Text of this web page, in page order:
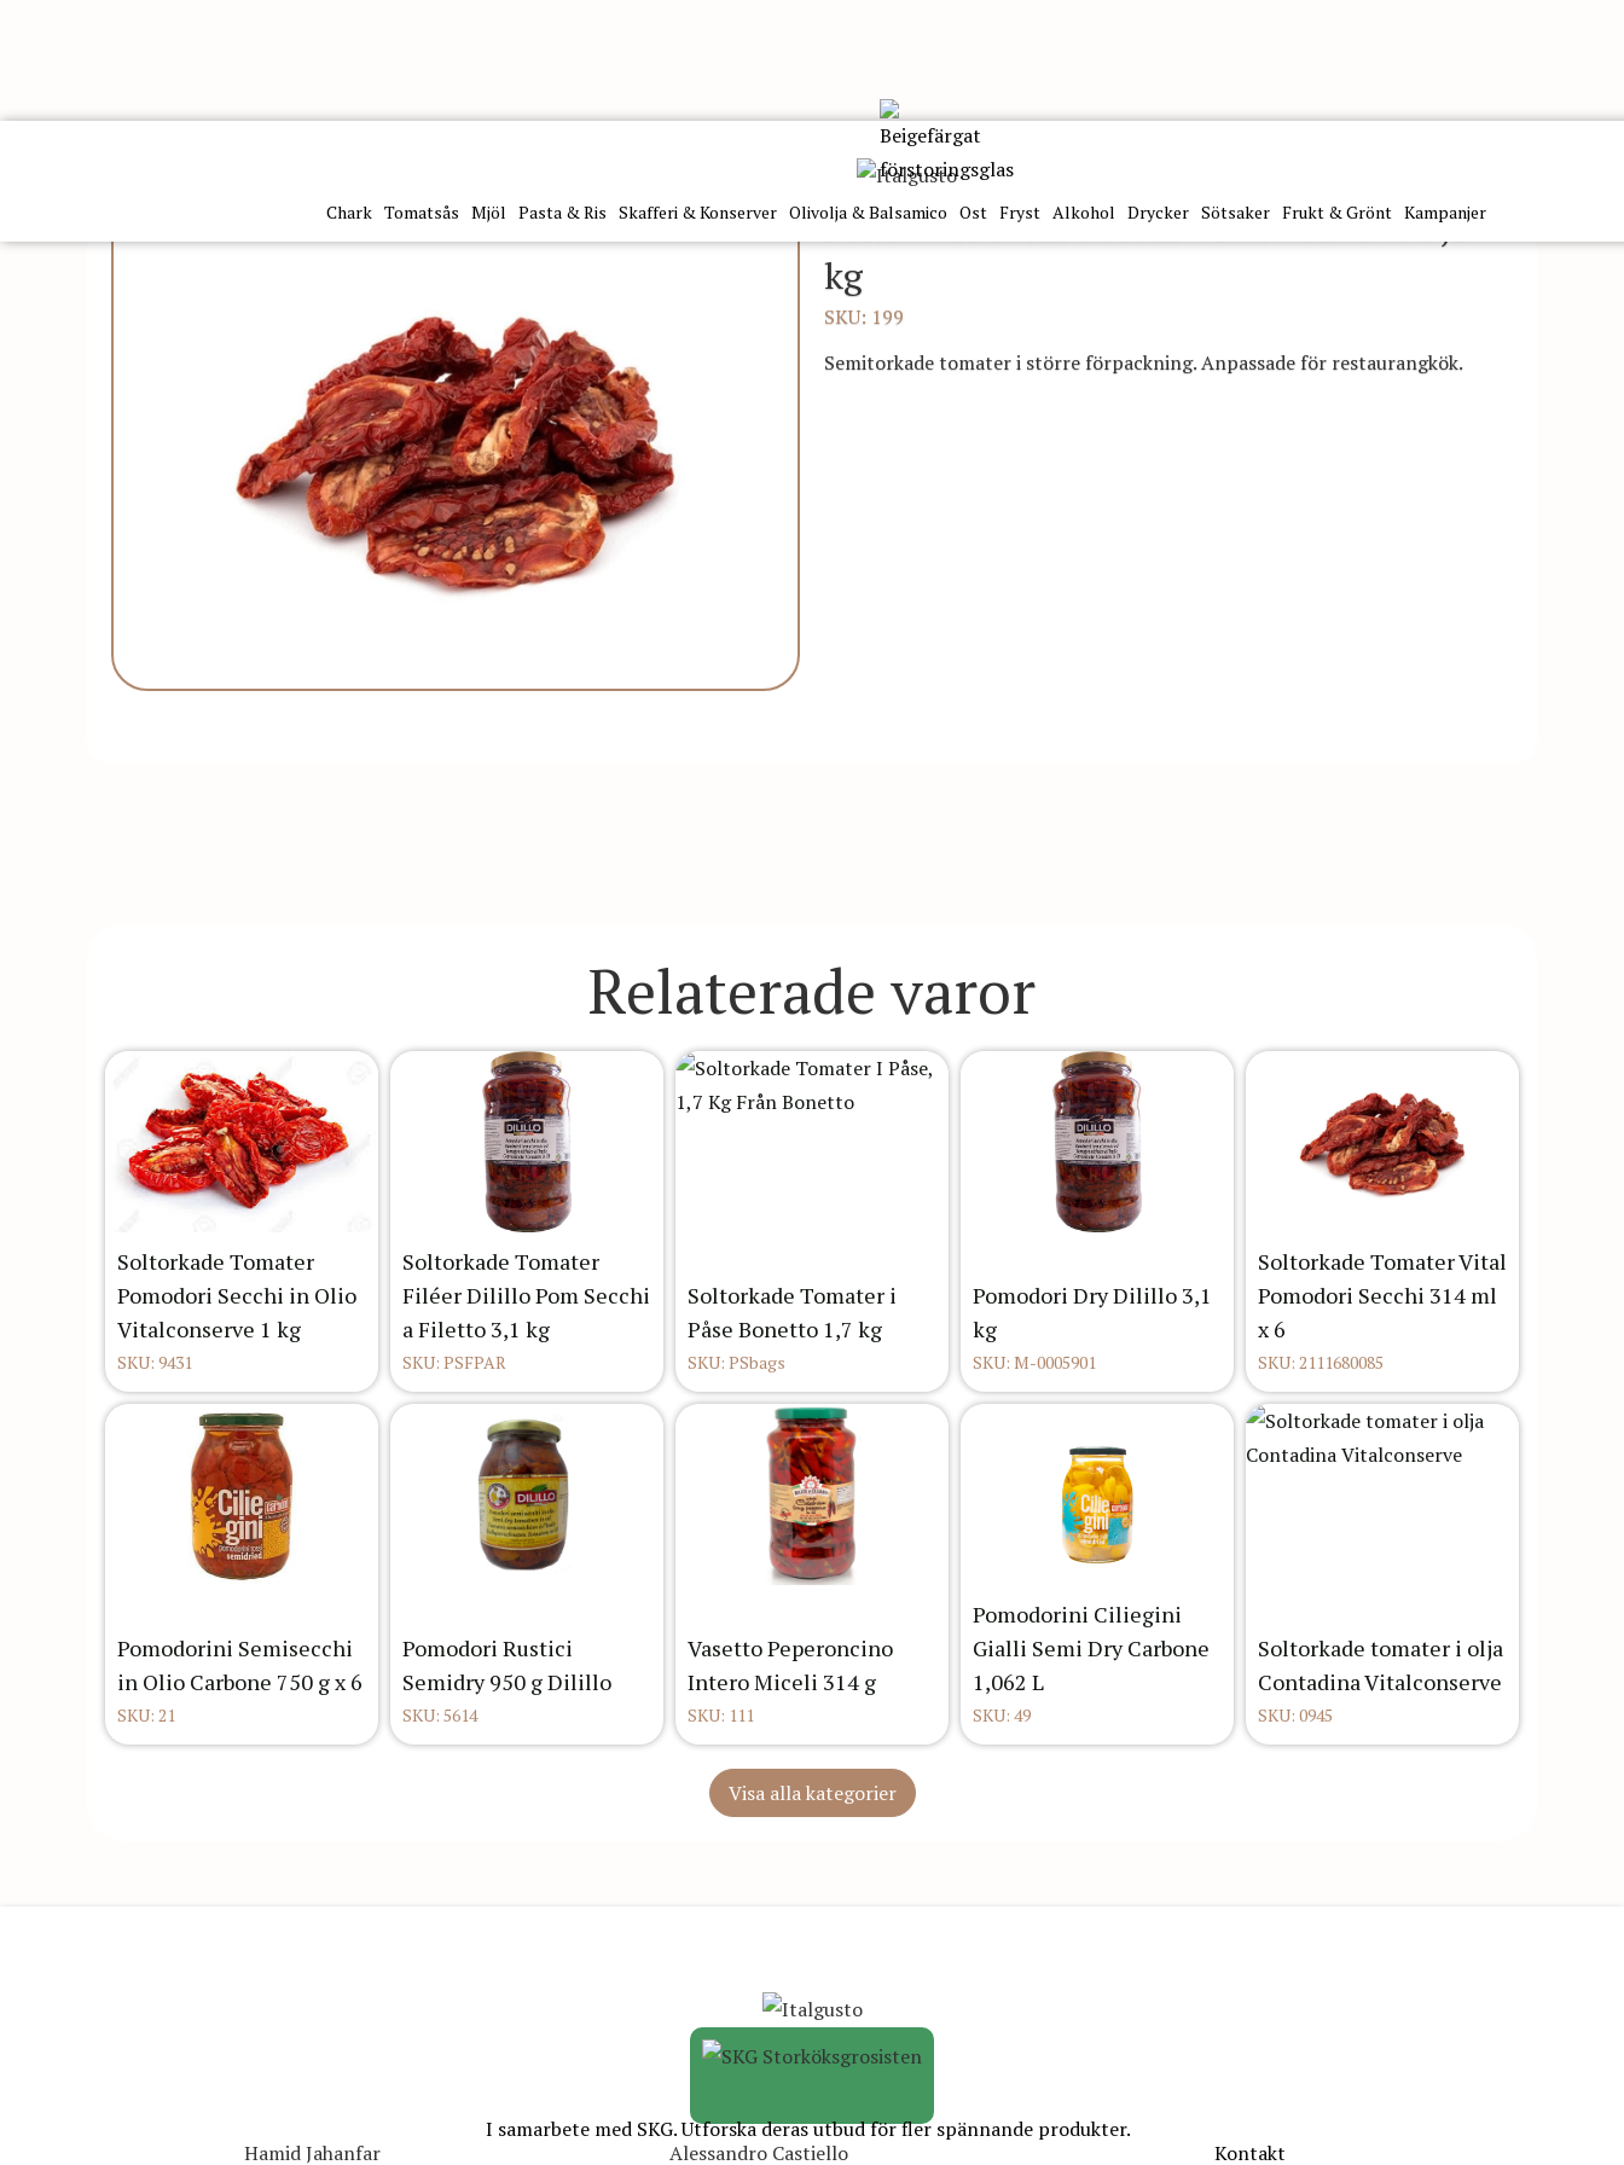
Chark Tomatsås Mjöl Pasta & Ris Skafferi & Konserver Olivolja & Balsamico Ost Fryst Alkohol Drycker Sötsaker Frukt & Grönt Kampanjer
Pomodori Semi Secchi Vitalconserve 3,1Kg
Pomodori Semi Secchi Vitalconserve 3,1
kg
SKU: 199
Semitorkade tomater i större förpackning. Anpassade för restaurangkök.
Relaterade varor
Soltorkade Tomater
Pomodori Secchi in Olio
Vitalconserve 1 kg
SKU: 9431
Soltorkade Tomater
Filéer Dilillo Pom Secchi
a Filetto 3,1 kg
SKU: PSFPAR
Soltorkade Tomater i
Påse Bonetto 1,7 kg
SKU: PSbags
Pomodori Dry Dilillo 3,1
kg
SKU: M-0005901
Soltorkade Tomater Vital
Pomodori Secchi 314 ml
x 6
SKU: 2111680085
Pomodorini Semisecchi
in Olio Carbone 750 g x 6
SKU: 21
Pomodori Rustici
Semidry 950 g Dilillo
SKU: 5614
Vasetto Peperoncino
Intero Miceli 314 g
SKU: 111
Pomodorini Ciliegini
Gialli Semi Dry Carbone
1,062 L
SKU: 49
Soltorkade tomater i olja
Contadina Vitalconserve
SKU: 0945
Visa alla kategorier
I samarbete med SKG. Utforska deras utbud för fler spännande produkter.
Hamid Jahanfar
Alessandro Castiello
Kontakt